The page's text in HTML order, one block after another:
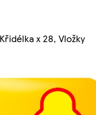
x 28, Vložky